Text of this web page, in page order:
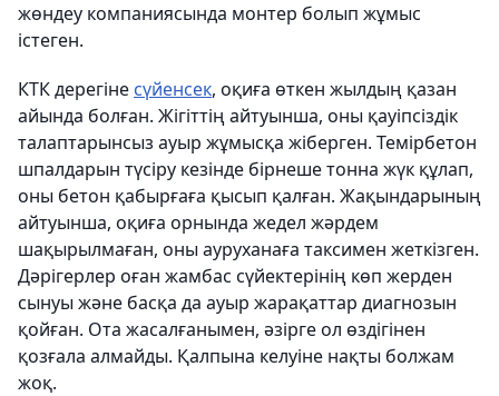
жөндеу компаниясында монтер болып жұмыс
істеген.
КТК дерегіне сүйенсек, оқиға өткен жылдың қазан
айында болған. Жігіттің айтуынша, оны қауіпсіздік
талаптарынсыз ауыр жұмысқа жіберген. Темірбетон
шпалдарын түсіру кезінде бірнеше тонна жүк құлап,
оны бетон қабырғаға қысып қалған. Жақындарының
айтуынша, оқиға орнында жедел жәрдем
шақырылмаған, оны ауруханаға таксимен жеткізген.
Дәрігерлер оған жамбас сүйектерінің көп жерден
сынуы және басқа да ауыр жарақаттар диагнозын
қойған. Ота жасалғанымен, әзірге ол өздігінен
қозғала алмайды. Қалпына келуіне нақты болжам
жоқ.